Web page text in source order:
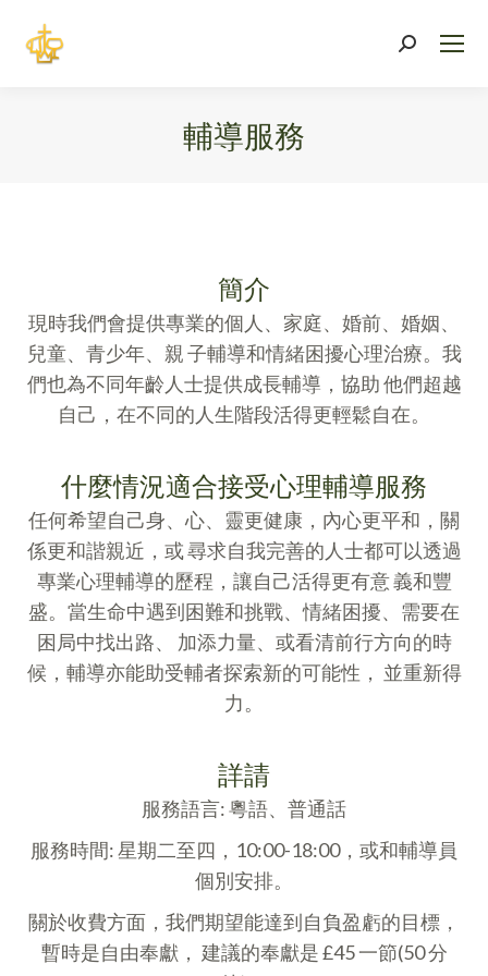
Search:
輔導服務
簡介
現時我們會提供專業的個人、家庭、婚前、婚姻、
兒童、青少年、親 子輔導和情緒困擾心理治療。我
們也為不同年齡人士提供成長輔導，協助 他們超越
自己，在不同的人生階段活得更輕鬆自在。
什麼情況適合接受心理輔導服務
任何希望自己身、心、靈更健康，內心更平和，關
係更和諧親近，或 尋求自我完善的人士都可以透過
專業心理輔導的歷程，讓自己活得更有意 義和豐
盛。當生命中遇到困難和挑戰、情緒困擾、需要在
困局中找出路、 加添力量、或看清前行方向的時
候，輔導亦能助受輔者探索新的可能性， 並重新得
力。
詳請
服務語言: 粵語、普通話
服務時間: 星期二至四，10:00-18:00，或和輔導員
個別安排。
關於收費方面，我們期望能達到自負盈虧的目標，
暫時是自由奉獻， 建議的奉獻是 £45 一節(50 分